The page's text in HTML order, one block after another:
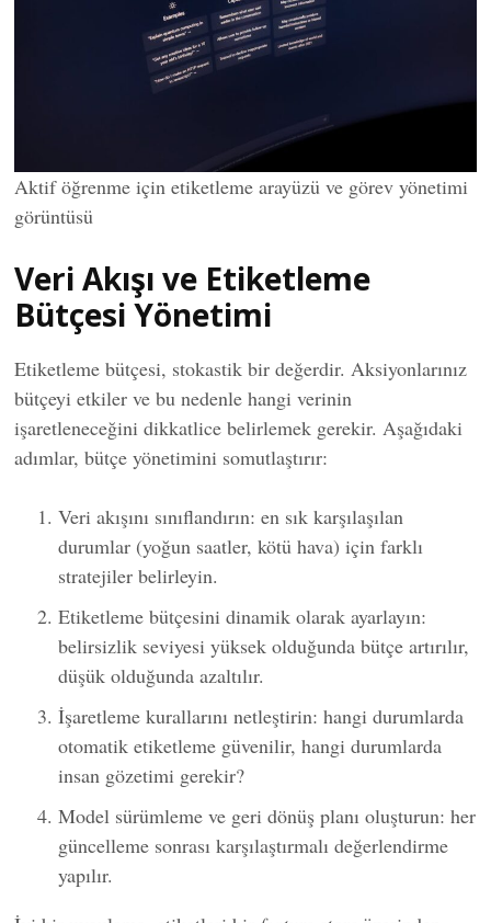
Aktif öğrenme için etiketleme arayüzü ve görev yönetimi
görüntüsü
Veri Akışı ve Etiketleme
Bütçesi Yönetimi
Etiketleme bütçesi, stokastik bir değerdir. Aksiyonlarınız
bütçeyi etkiler ve bu nedenle hangi verinin
işaretleneceğini dikkatlice belirlemek gerekir. Aşağıdaki
adımlar, bütçe yönetimini somutlaştırır:
Veri akışını sınıflandırın: en sık karşılaşılan
durumlar (yoğun saatler, kötü hava) için farklı
stratejiler belirleyin.
Etiketleme bütçesini dinamik olarak ayarlayın:
belirsizlik seviyesi yüksek olduğunda bütçe artırılır,
düşük olduğunda azaltılır.
İşaretleme kurallarını netleştirin: hangi durumlarda
otomatik etiketleme güvenilir, hangi durumlarda
insan gözetimi gerekir?
Model sürümleme ve geri dönüş planı oluşturun: her
güncelleme sonrası karşılaştırmalı değerlendirme
yapılır.